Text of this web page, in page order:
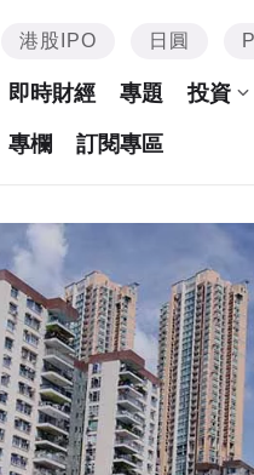
港股IPO 日圓
即時財經 專題 投資
專欄 訂閱專區